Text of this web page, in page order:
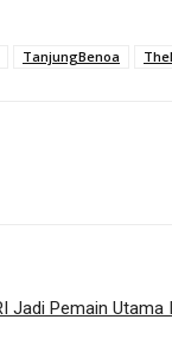
TanjungBenoa
Jadi Pemain